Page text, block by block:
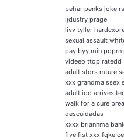
behar penks joke
ijdustry prage
livv tyller
sexual assault
pay byy min
videeo ttop ratedd
adult stqrs mture
xxx grandma ssex
adult ioo arrives
walk for a cure
descuidadas
xxxx briannma
five fist xxx fqke